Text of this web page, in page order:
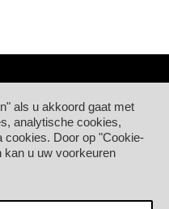
als u akkoord gaat met
analytische cookies,
cookies. Door op "Cookie-
kan u uw voorkeuren